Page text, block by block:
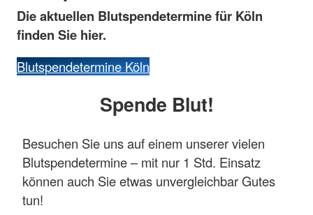
Die aktuellen Blutspendetermine für Köln
finden Sie hier.
Blutspendetermine Köln
Spende Blut!
Besuchen Sie uns auf einem unserer vielen
Blutspendetermine – mit nur 1 Std. Einsatz
können auch Sie etwas unvergleichbar Gutes
tun!